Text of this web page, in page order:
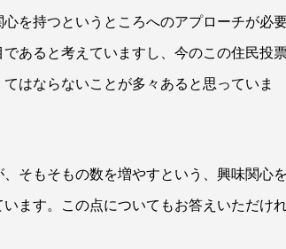
を持つというところへのアプローチが必
あると考えていますし、今のこの住民投
はならないことが多々あると思っていま
そもそもの数を増やすという、興味関心を
ます。この点についてもお答えいただけ